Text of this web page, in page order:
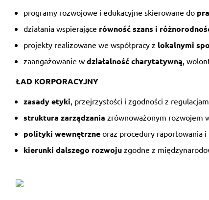
programy rozwojowe i edukacyjne skierowane do
działania wspierające równość szans i
projekty realizowane we współpracy z lokalnymi
zaangażowanie w działalność charytatywną ,
ŁAD KORPORACYJNY
zasady etyki , przejrzystości i zgodności z
struktura zarządzania zrównoważonym rozwojem
polityki wewnętrzne oraz procedury raportowania i
kierunki dalszego rozwoju zgodne z